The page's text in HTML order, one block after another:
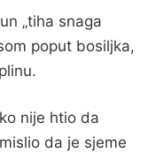
„tiha snaga
poput bosiljka,
nije htio da
da je sjeme